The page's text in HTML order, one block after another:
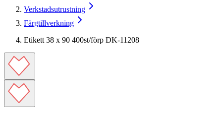
Verkstadsutrustning
Färgtillverkning
Etikett 38 x 90 400st/förp DK-11208